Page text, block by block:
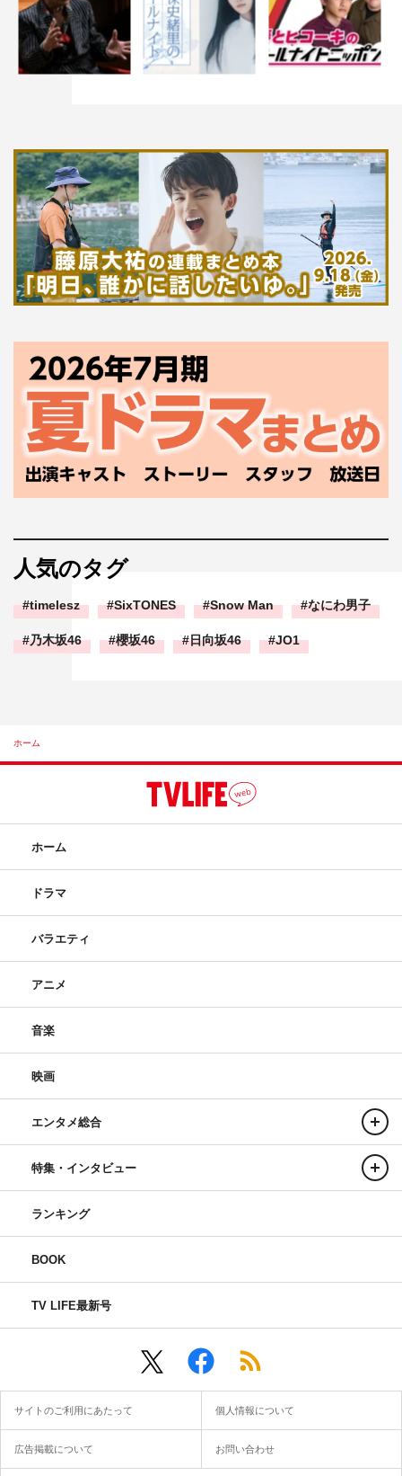
人気のタグ
timelesz SixTONES Snow Man なにわ男子
乃木坂46 櫻坂46 日向坂46 JO1
ホーム
ホーム
ドラマ
バラエティ
アニメ
音楽
映画
エンタメ総合
特集・インタビュー
ランキング
BOOK
TV LIFE最新号
サイトのご利用にあたって 個人情報について
広告掲載について お問い合わせ